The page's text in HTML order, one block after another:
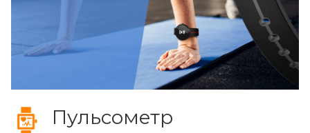
Пульсометр